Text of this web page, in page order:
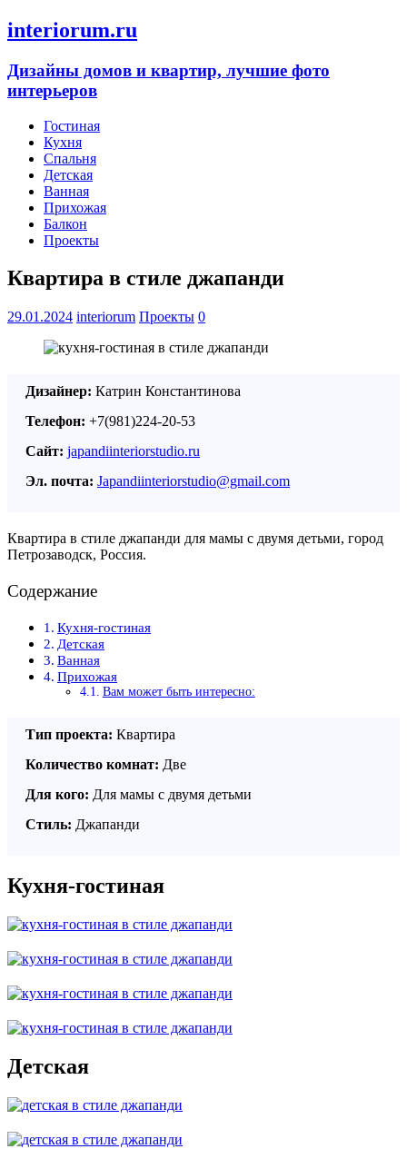
interiorum.ru
Дизайны домов и квартир, лучшие фото
интерьеров
Гостиная
Кухня
Спальня
Детская
Ванная
Прихожая
Балкон
Проекты
Квартира в стиле джапанди
29.01.2024 interiorum Проекты 0
Дизайнер: Катрин Константинова
Телефон: +7(981)224-20-53
Сайт: japandiinteriorstudio.ru
Эл. почта: Japandiinteriorstudio@gmail.com
Квартира в стиле джапанди для мамы с двумя детьми, город
Петрозаводск, Россия.
Содержание
Кухня-гостиная
Детская
Ванная
Прихожая
Вам может быть интересно:
Тип проекта: Квартира
Количество комнат: Две
Для кого: Для мамы с двумя детьми
Стиль: Джапанди
Кухня-гостиная
Детская